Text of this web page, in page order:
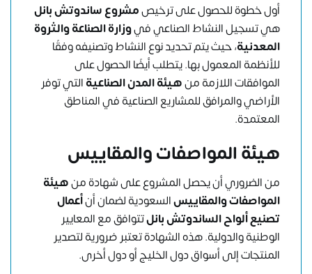
أول خطوة للحصول على ترخيصمشروع ساندوتش بانل
هي تسجيل النشاط الصناعي فيوزارة الصناعة والثروة
المعدنية، حيث يتم تحديد نوع النشاط وتصنيفه وفقًا
للأنظمة المعمول بها. يتطلب أيضًا الحصول على
الموافقات اللازمة منهيئة المدن الصناعيةالتي توفر
الأراضي والمرافق للمشاريع الصناعية في المناطق
المعتمدة.
هيئة المواصفات والمقاييس
من الضروري أن يحصل المشروع على شهادة منهيئة
المواصفات والمقاييسالسعودية لضمان أنأعمال
تصنيع ألواح الساندوتش بانلتتوافق مع المعايير
الوطنية والدولية. هذه الشهادة تعتبر ضرورية لتصدير
المنتجات إلى أسواق دول الخليج أو دول أخرى.